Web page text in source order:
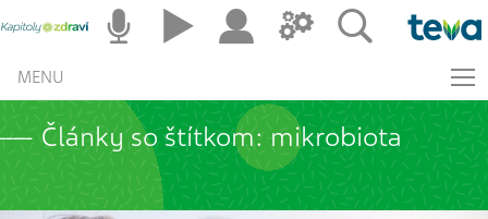
MENU
Články so štítkom: mikrobiota